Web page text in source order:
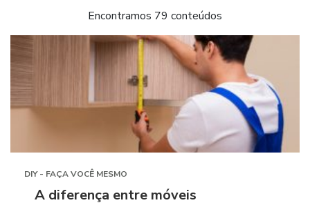
Encontramos 79 conteúdos
DIY - FAÇA VOCÊ MESMO
A diferença entre móveis